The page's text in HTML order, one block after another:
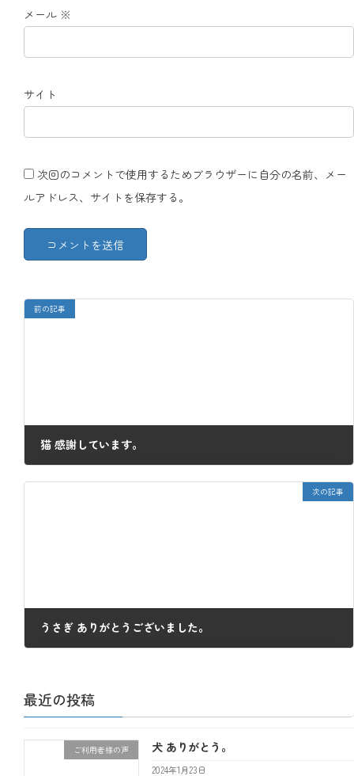
メール ※
サイト
次回のコメントで使用するためブラウザーに自分の名前、メー
ルアドレス、サイトを保存する。
前の記事
猫 感謝しています。
次の記事
うさぎ ありがとうございました。
最近の投稿
ご利用者様の声 犬 ありがとう。
2024年1月23日